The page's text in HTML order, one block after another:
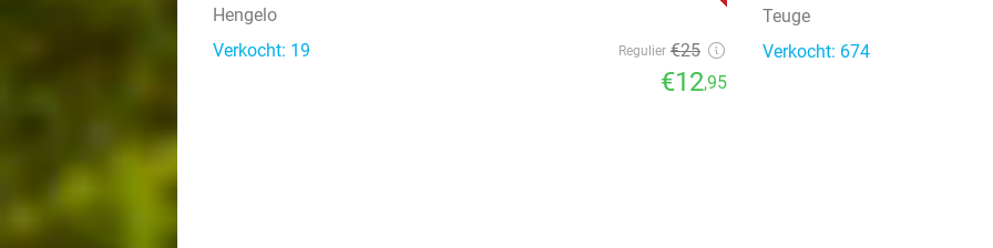
Hengelo
Verkocht: 19
Regulier €25
€12,95
Teuge
Verkocht: 674